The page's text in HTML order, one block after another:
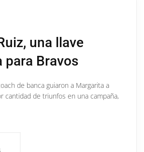
una llave
para Bravos
de banca guiaron a Margarita a
cantidad de triunfos en una campaña,